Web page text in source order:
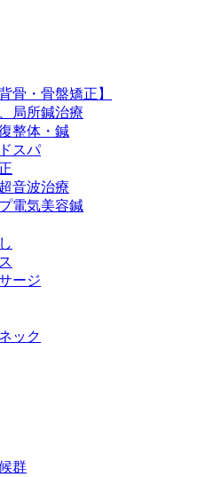
骨・骨盤矯正】
局所鍼治療
整体・鍼
スパ
音波治療
電気美容鍼
ージ
ック
群